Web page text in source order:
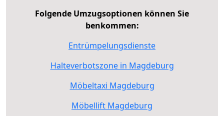
Folgende Umzugsoptionen können Sie
benkommen:
Entrümpelungsdienste
Halteverbotszone in Magdeburg
Möbeltaxi Magdeburg
Möbellift Magdeburg